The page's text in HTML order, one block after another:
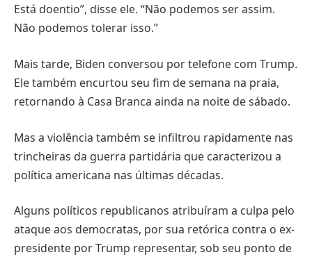
Está doentio”, disse ele. “Não podemos ser assim.
Não podemos tolerar isso.”
Mais tarde, Biden conversou por telefone com Trump.
Ele também encurtou seu fim de semana na praia,
retornando à Casa Branca ainda na noite de sábado.
Mas a violência também se infiltrou rapidamente nas
trincheiras da guerra partidária que caracterizou a
política americana nas últimas décadas.
Alguns políticos republicanos atribuíram a culpa pelo
ataque aos democratas, por sua retórica contra o ex-
presidente por Trump representar, sob seu ponto de